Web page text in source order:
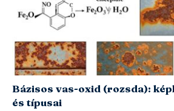
Bázisos vas-oxid (rozsda):
és típusai